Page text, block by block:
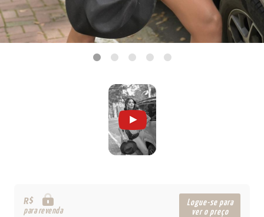
R$
para revenda
Logue-se para
ver o preço